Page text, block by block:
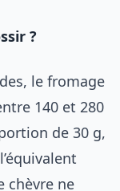
?
le fromage
140 et 280
de 30 g,
chèvre ne